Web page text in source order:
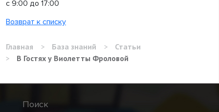
с 9:00 до 17:00
Возврат к списку
Главная > База знаний >
Статьи
>
В Гостях у Виолетты Фроловой